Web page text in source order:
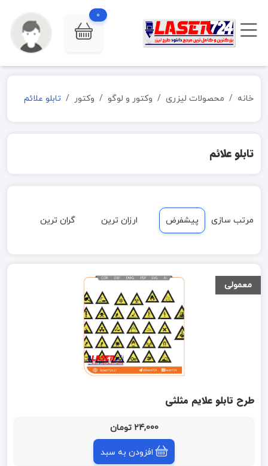
0
خانه محصولات لیزری وکتور و لوگو وکتور تابلو علائم
تابلو علائم
مرتب سازی پیشفرض ارزان ترین گران ترین
معمولی
طرح تابلو علایم مثلثی
24,000 تومان
افزودن به سبد